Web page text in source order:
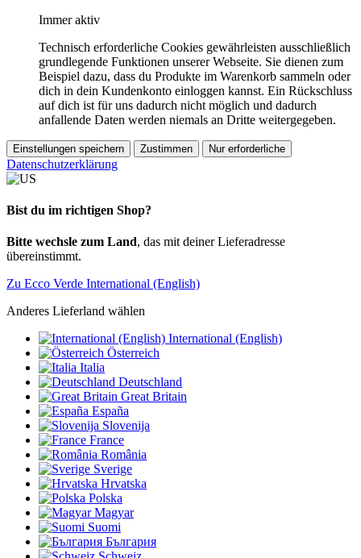
Immer aktiv
Technisch erforderliche Cookies gewährleisten ausschließlich
grundlegende Funktionen unserer Webseite. Sie dienen zum
Beispiel dazu, dass du Produkte im Warenkorb sammeln oder
dich in dein Kundenkonto einloggen kannst. Ein Rückschluss
auf dich ist für uns dadurch nicht möglich und dadurch
anfallende Daten werden niemals an Dritte weitergegeben.
Einstellungen speichern Zustimmen Nur erforderliche
Datenschutzerklärung
Bist du im richtigen Shop?
Bitte wechsle zum Land, das mit deiner Lieferadresse
übereinstimmt.
Zu Ecco Verde International (English)
Anderes Lieferland wählen
International (English)
Österreich
Italia
Deutschland
Great Britain
España
Slovenija
France
România
Sverige
Hrvatska
Polska
Magyar
Suomi
България